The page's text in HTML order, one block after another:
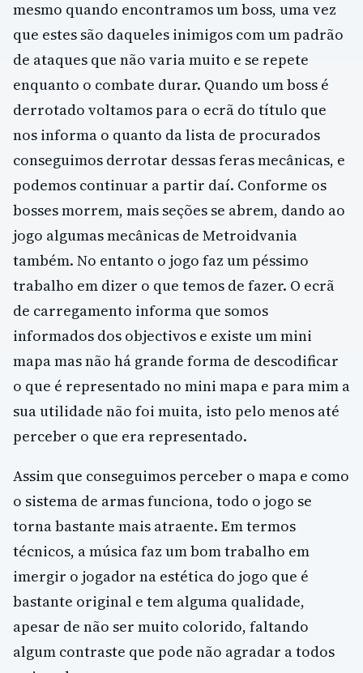
mesmo quando encontramos um boss, uma vez
que estes são daqueles inimigos com um padrão
de ataques que não varia muito e se repete
enquanto o combate durar. Quando um boss é
derrotado voltamos para o ecrã do título que
nos informa o quanto da lista de procurados
conseguimos derrotar dessas feras mecânicas, e
podemos continuar a partir daí. Conforme os
bosses morrem, mais seções se abrem, dando ao
jogo algumas mecânicas de Metroidvania
também. No entanto o jogo faz um péssimo
trabalho em dizer o que temos de fazer. O ecrã
de carregamento informa que somos
informados dos objectivos e existe um mini
mapa mas não há grande forma de descodificar
o que é representado no mini mapa e para mim a
sua utilidade não foi muita, isto pelo menos até
perceber o que era representado.
Assim que conseguimos perceber o mapa e como
o sistema de armas funciona, todo o jogo se
torna bastante mais atraente. Em termos
técnicos, a música faz um bom trabalho em
imergir o jogador na estética do jogo que é
bastante original e tem alguma qualidade,
apesar de não ser muito colorido, faltando
algum contraste que pode não agradar a todos